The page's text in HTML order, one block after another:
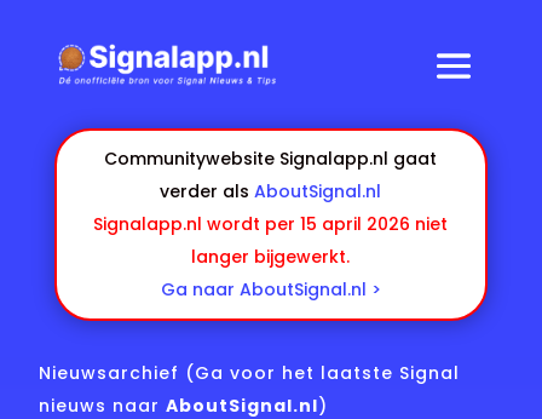
Communitywebsite Signalapp.nl gaat
verder alsAboutSignal.nl
Signalapp.nl wordt per 15 april 2026 niet
langer bijgewerkt.
Ga naar AboutSignal.nl >
Nieuwsarchief (Ga voor het laatste Signal
nieuws naarAboutSignal.nl)